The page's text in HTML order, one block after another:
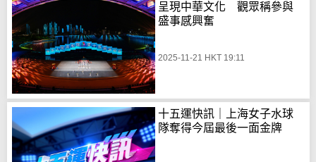
呈現中華文化 觀眾稱參與
盛事感興奮
2025-11-21 HKT 19:11
十五運快訊｜上海女子水球
隊奪得今屆最後一面金牌